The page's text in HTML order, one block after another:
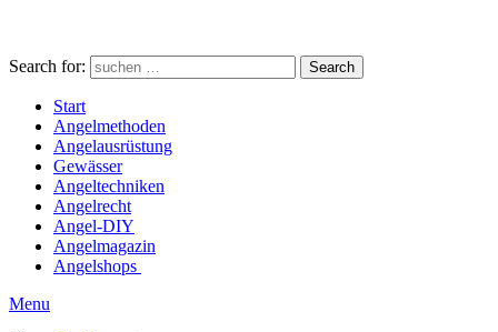
Search for: Search
Start
Angelmethoden
Angelausrüstung
Gewässer
Angeltechniken
Angelrecht
Angel-DIY
Angelmagazin
Angelshops
Menu